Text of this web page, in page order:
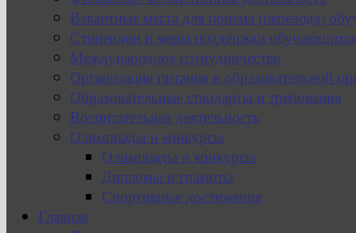
Вакантные места для приема (перевода)
Стипендии и меры поддержки
Международное сотрудничество
Организация питания в образовательной
Образовательные стандарты и требования
Воспитательная деятельность
Олимпиады и конкурсы
Олимпиады и конкурсы
Дипломы и грамоты
Спортивные достижения
Главная